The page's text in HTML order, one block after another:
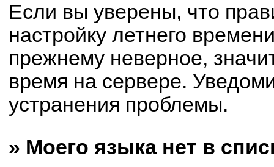
Если вы уверены, что
настройку летнего
прежнему неверное,
время на сервере.
устранения проблемы.
» Моего языка нет в